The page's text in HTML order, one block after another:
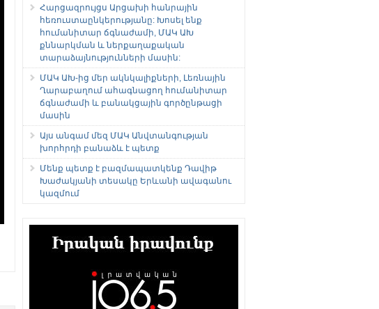
Հարցազրույցս Արցախի հանրային
հեռուստաընկերությանը: Խոսել ենք
հումանիտար ճգնաժամի, ՄԱԿ ԱԽ
քննարկման և ներքաղաքական
տարաձայնությունների մասին:
ՄԱԿ ԱԽ-ից մեր ակնկալիքների, Լեռնային
Ղարաբաղում ահագնացող հումանիտար
ճգնաժամի և բանակցային գործընթացի
մասին
Այս անգամ մեզ ՄԱԿ Անվտանգության
խորհրդի բանաձև է պետք
Մենք պետք է բազմապատկենք Դավիթ
Խաժակյանի տեսակը Երևանի ավագանու
կազմում